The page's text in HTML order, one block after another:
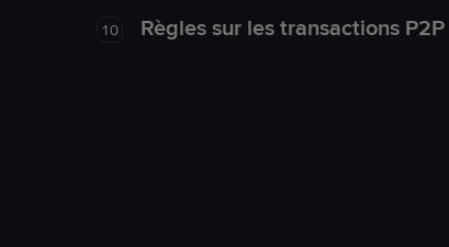
10 Règles sur les transactions P2P